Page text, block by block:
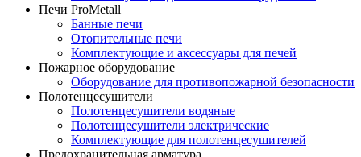
Печи ProMetall
Банные печи
Отопительные печи
Комплектующие и аксессуары для печей
Пожарное оборудование
Оборудование для противопожарной безопасности
Полотенцесушители
Полотенцесушители водяные
Полотенцесушители электрические
Комплектующие для полотенцесушителей
Предохранительная арматура